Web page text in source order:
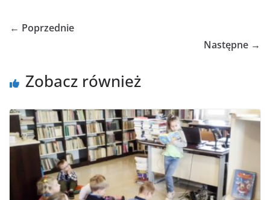
← Poprzednie
Następne →
Zobacz również